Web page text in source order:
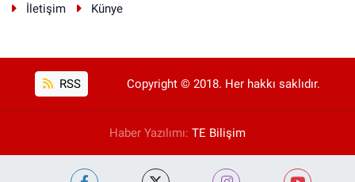
İletişim Künye
RSS Copyright © 2018. Her hakkı saklıdır.
Haber Yazılımı: TE Bilişim